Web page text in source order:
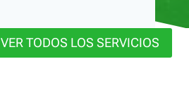
VER TODOS LOS SERVICIOS